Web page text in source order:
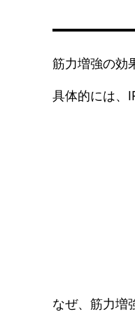
筋力増強の効
具体的には、
なぜ、筋力増